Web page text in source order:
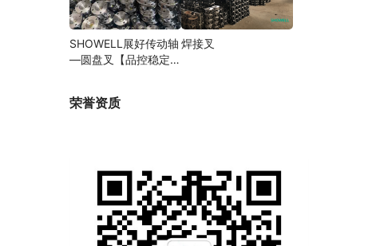
SHOWELL展好传动轴
—圆盘叉【品控稳定，
焊接叉
荣誉资质